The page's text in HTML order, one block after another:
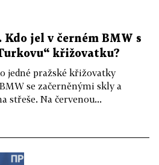
Kdo jel v černém BMW s
křižovatku?
jedné pražské křižovatky
se začerněnými skly a
střeše. Na červenou...